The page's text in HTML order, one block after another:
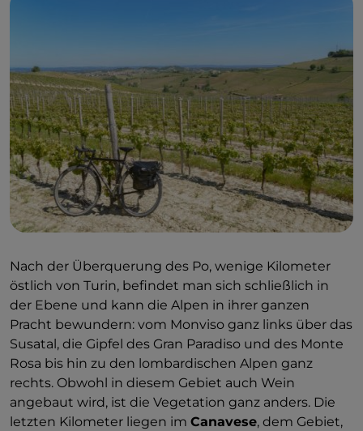
Nach der Überquerung des Po, wenige Kilometer
östlich von Turin, befindet man sich schließlich in
der Ebene und kann die Alpen in ihrer ganzen
Pracht bewundern: vom Monviso ganz links über das
Susatal, die Gipfel des Gran Paradiso und des Monte
Rosa bis hin zu den lombardischen Alpen ganz
rechts. Obwohl in diesem Gebiet auch Wein
angebaut wird, ist die Vegetation ganz anders. Die
letzten Kilometer liegen im Canavese, dem Gebiet,